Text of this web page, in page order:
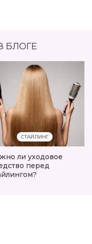
БЛОГЕ
СТАЙЛИНГ
ли уходовое
перед